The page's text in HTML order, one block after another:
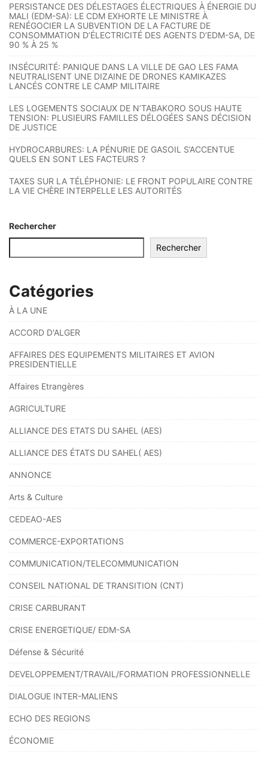
PERSISTANCE DES DÉLESTAGES ÉLECTRIQUES À ÉNERGIE DU
MALI (EDM-SA): LE CDM EXHORTE LE MINISTRE À
RENÉGOCIER LA SUBVENTION DE LA FACTURE DE
CONSOMMATION D’ÉLECTRICITÉ DES AGENTS D’EDM-SA, DE
90 % À 25 %
INSÉCURITÉ: PANIQUE DANS LA VILLE DE GAO LES FAMA
NEUTRALISENT UNE DIZAINE DE DRONES KAMIKAZES
LANCÉS CONTRE LE CAMP MILITAIRE
LES LOGEMENTS SOCIAUX DE N’TABAKORO SOUS HAUTE
TENSION: PLUSIEURS FAMILLES DÉLOGÉES SANS DÉCISION
DE JUSTICE
HYDROCARBURES: LA PÉNURIE DE GASOIL S’ACCENTUE
QUELS EN SONT LES FACTEURS ?
TAXES SUR LA TÉLÉPHONIE: LE FRONT POPULAIRE CONTRE
LA VIE CHÈRE INTERPELLE LES AUTORITÉS
Rechercher
Rechercher
Catégories
À LA UNE
ACCORD D'ALGER
AFFAIRES DES EQUIPEMENTS MILITAIRES ET AVION
PRESIDENTIELLE
Affaires Etrangères
AGRICULTURE
ALLIANCE DES ETATS DU SAHEL (AES)
ALLIANCE DES ÉTATS DU SAHEL( AES)
ANNONCE
Arts & Culture
CEDEAO-AES
COMMERCE-EXPORTATIONS
COMMUNICATION/TELECOMMUNICATION
CONSEIL NATIONAL DE TRANSITION (CNT)
CRISE CARBURANT
CRISE ENERGETIQUE/ EDM-SA
Défense & Sécurité
DEVELOPPEMENT/TRAVAIL/FORMATION PROFESSIONNELLE
DIALOGUE INTER-MALIENS
ECHO DES REGIONS
ÉCONOMIE